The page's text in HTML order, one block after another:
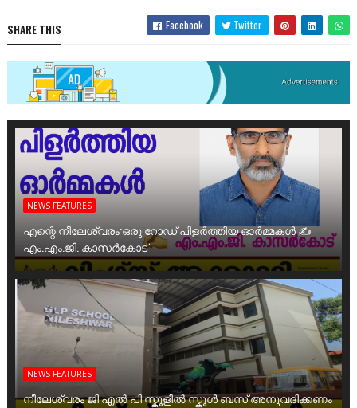
SHARE THIS Facebook Twitter
NEWS FEATURES
എന്റെ നീലേശ്വരം:ഒരു റോഡ് പിളർത്തിയ ഓർമ്മകൾ ✍️
എം.എം.ജി. കാസർകോട്
NEWS FEATURES
നീലേശ്വരം ജി എൽ പി സ്കൂളിൽ സ്കൂൾ ബസ് അനുവദിക്കണം